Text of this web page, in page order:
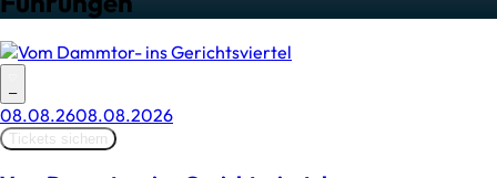
–
08.08.2608.08.2026
Tickets sichern